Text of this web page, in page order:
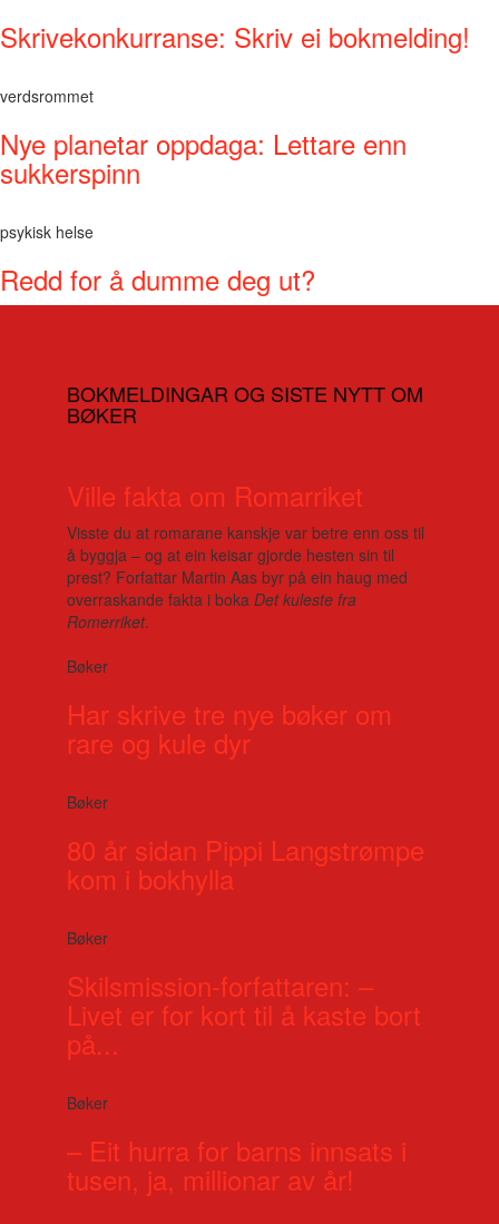
Skrivekonkurranse: Skriv ei bokmelding!
verdsrommet
Nye planetar oppdaga: Lettare enn
sukkerspinn
psykisk helse
Redd for å dumme deg ut?
BOKMELDINGAR OG SISTE NYTT OM
BØKER
Ville fakta om Romarriket
Visste du at romarane kanskje var betre enn oss til
å byggja – og at ein keisar gjorde hesten sin til
prest? Forfattar Martin Aas byr på ein haug med
overraskande fakta i boka Det kuleste fra
Romerriket.
Bøker
Har skrive tre nye bøker om
rare og kule dyr
Bøker
80 år sidan Pippi Langstrømpe
kom i bokhylla
Bøker
Skilsmission-forfattaren: –
Livet er for kort til å kaste bort
på...
Bøker
– Eit hurra for barns innsats i
tusen, ja, millionar av år!